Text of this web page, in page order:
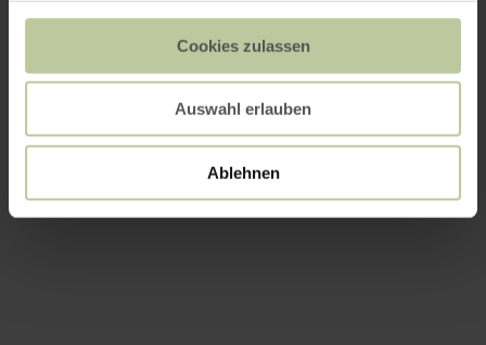
Cookies zulassen
Auswahl erlauben
Ablehnen